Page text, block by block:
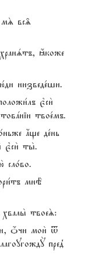
мS вс‰
ћкоже
низведе1ши.
є3си2
твое1мъ.
ѓще де1нь
ты2.
мнЁ
твоеS:
џчи мои2 t
пред8